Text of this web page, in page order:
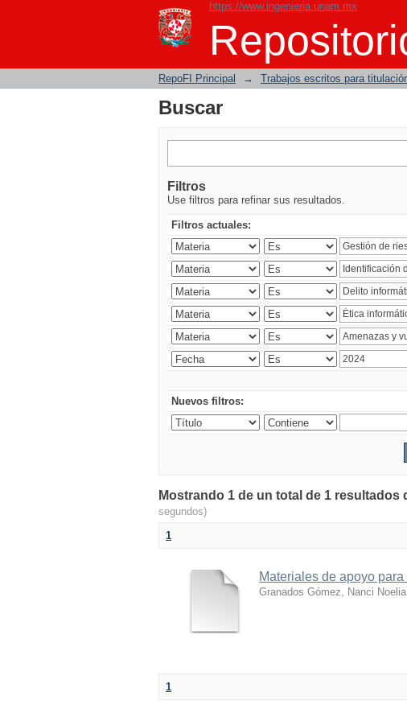
https://www.ingenieria.unam.mx
Buscar
RepoFI Principal → Trabajos escritos para
Buscar
Filtros
Use filtros para refinar sus resultados.
Filtros actuales:
Nuevos filtros:
Mostrando 1 de un total de 1
segundos)
1
Materiales de apoyo
Granados Gómez, Nanci Noelia
1